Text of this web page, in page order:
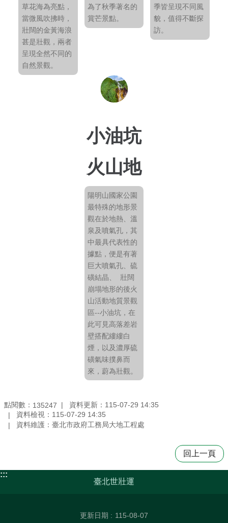
草花海為亮點，
當微風吹拂時，
壯闊的金黃海浪
甚是壯觀，兩者
呈現全然不同的
自然景觀。
為了秋季著名的
賞芒景點。
季皆呈現不同風
貌，值得不斷探
訪。
小油坑
火山地
形
陽明山國家公園
最特殊的地形景
觀在於地熱、溫
泉及噴氣孔，其
中最具代表性的
據點，便是有著
巨大噴氣孔、硫
磺結晶、 壯闊
崩塌地形的後火
山活動地質景觀
區--小油坑，在
此可見高落差岩
壁搭配縷縷白
煙，以及濃厚硫
磺氣味撲鼻而
來，蔚為壯觀。
點閱數： 135247
資料更新：115-07-29 14:35
資料檢視：115-07-29 14:35
資料維護：臺北市政府工務局大地工程處
回上一頁
:::
臺北世壯運
更新日期 115-08-07